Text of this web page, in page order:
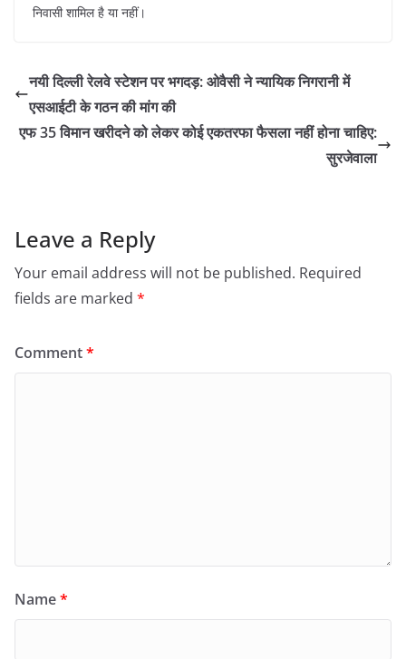
निवासी शामिल है या नहीं।
नयी दिल्ली रेलवे स्टेशन पर भगदड़: ओवैसी ने न्यायिक निगरानी में
एसआईटी के गठन की मांग की
एफ 35 विमान खरीदने को लेकर कोई एकतरफा फैसला नहीं होना चाहिए:
सुरजेवाला
Leave a Reply
Your email address will not be published. Required
fields are marked *
Comment*
Name*